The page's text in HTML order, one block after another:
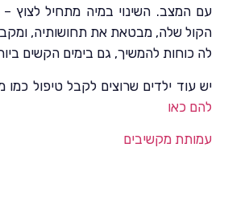
עם המצב. השינוי במיה מתחיל לצוץ
הקול שלה, מבטאת את תחושותיה,
לה כוחות להמשיך, גם בימים הקשים
יש עוד ילדים שרוצים לקבל טיפול כמו
להם כאו
עמותת מקשיבים